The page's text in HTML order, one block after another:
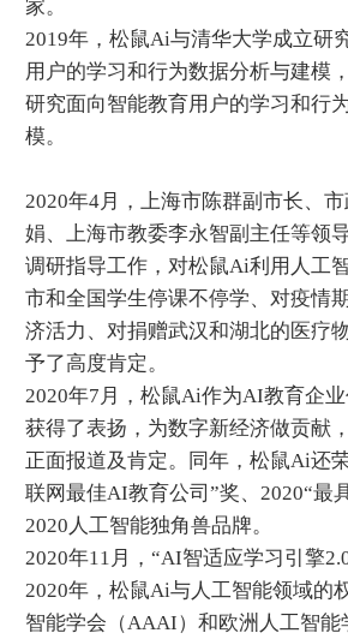
家。
2019年，松鼠Ai与清华大学成立研
用户的学习和行为数据分析与建模
研究面向智能教育用户的学习和行
模。
2020年4月，上海市陈群副市长、
娟、上海市教委李永智副主任等领
调研指导工作，对松鼠Ai利用人工
市和全国学生停课不停学、对疫情
济活力、对捐赠武汉和湖北的医疗
予了高度肯定。
2020年7月，松鼠Ai作为AI教育企
获得了表扬，为数字新经济做贡献
正面报道及肯定。同年，松鼠Ai还
联网最佳AI教育公司”奖、2020“最
2020人工智能独角兽品牌。
2020年11月，“AI智适应学习引擎
2020年，松鼠Ai与人工智能领域的
智能学会（AAAI）和欧洲人工智能